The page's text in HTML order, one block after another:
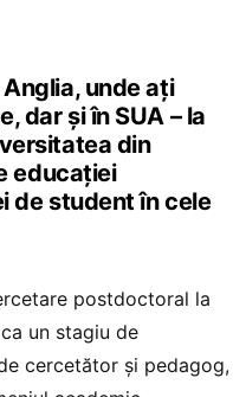
unde ați
dar și în SUA – la
din
educației
de student în cele
postdoctoral la
un stagiu de
cercetător și pedagog,